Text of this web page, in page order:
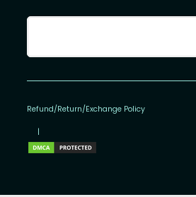
Refund/Return/Exchange Policy
|